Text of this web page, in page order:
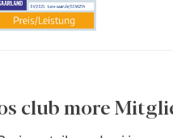
club more